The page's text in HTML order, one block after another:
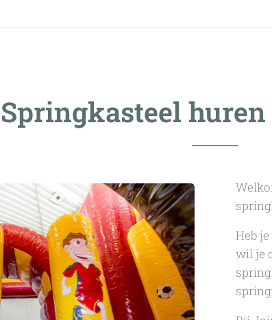
Springkasteel huren
Heb
wil je